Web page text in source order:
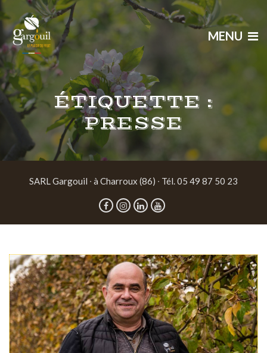
MENU
ÉTIQUETTE :
PRESSE
SARL Gargouil ∙ à Charroux (86) ∙ Tél. 05 49 87 50 23